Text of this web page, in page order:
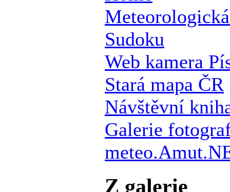
Sudoku
Web kamera
Stará mapa ČR
Návštěvní
Galerie
Z galerie